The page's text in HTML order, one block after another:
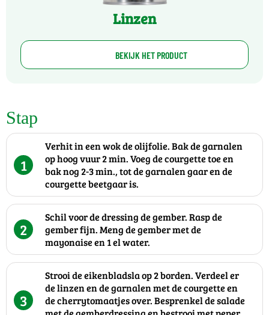
Linzen
BEKIJK HET PRODUCT
Stap
1
Verhit in een wok de olijfolie. Bak de garnalen
op hoog vuur 2 min. Voeg de courgette toe en
bak nog 2-3 min., tot de garnalen gaar en de
courgette beetgaar is.
2
Schil voor de dressing de gember. Rasp de
gember fijn. Meng de gember met de
mayonaise en 1 el water.
3
Strooi de eikenbladsla op 2 borden. Verdeel er
de linzen en de garnalen met de courgette en
de cherrytomaatjes over. Besprenkel de salade